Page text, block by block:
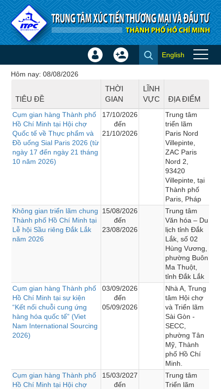
Truy cập nội dung luôn
Hội chợ - Triển lãm
Đăng
Tạo
English
Hôm nay: 08/08/2026
TIÊU ĐỀ
THỜI
GIAN
LĨNH
VỰC
ĐỊA ĐIỂM
Cụm gian hàng Thành phố
Hồ Chí Minh tại Hội chợ
Quốc tế về Thực phẩm và
Đồ uống Sial Paris 2026 (từ
ngày 17 đến ngày 21 tháng
10 năm 2026)
17/10/2026
đến
21/10/2026
Trung tâm
triển lãm
Paris Nord
Villepinte,
ZAC Paris
Nord 2,
93420
Villepinte, tại
Thành phố
Paris, Pháp
Không gian triển lãm chung
Thành phố Hồ Chí Minh tại
Lễ hội Sầu riêng Đắk Lắk
năm 2026
15/08/2026
đến
23/08/2026
Trung tâm
Văn hóa – Du
lịch tỉnh Đắk
Lắk, số 02
Hùng Vương,
phường Buôn
Ma Thuột,
tỉnh Đắk Lắk
Cụm gian hàng Thành phố
Hồ Chí Minh tại sự kiện
“Kết nối chuỗi cung ứng
hàng hóa quốc tế” (Viet
Nam International Sourcing
2026)
03/09/2026
đến
05/09/2026
Nhà A, Trung
tâm Hội chợ
và Triển lãm
Sài Gòn -
SECC,
phường Tân
Mỹ, Thành
phố Hồ Chí
Minh.
Cụm gian hàng Thành phố
Hồ Chí Minh tại Hội chợ
15/03/2027
đến
Trung tâm
Triển lãm